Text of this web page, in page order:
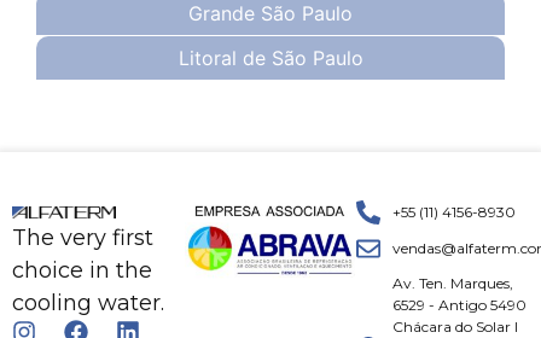
Grande São Paulo
Litoral de São Paulo
The very first
choice in the
cooling water.
+55 (11) 4156-8930
Av. Ten. Marques,
6529 - Antigo 5490
Chácara do Solar I